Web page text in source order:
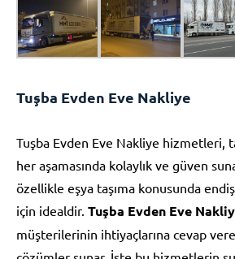
Tuşba Evden Eve Nakliye
Tuşba Evden Eve Nakliye hizmetleri,
her aşamasında kolaylık ve güven
özellikle eşya taşıma konusunda
için idealdir. Tuşba Evden Eve
müşterilerinin ihtiyaçlarına cevap